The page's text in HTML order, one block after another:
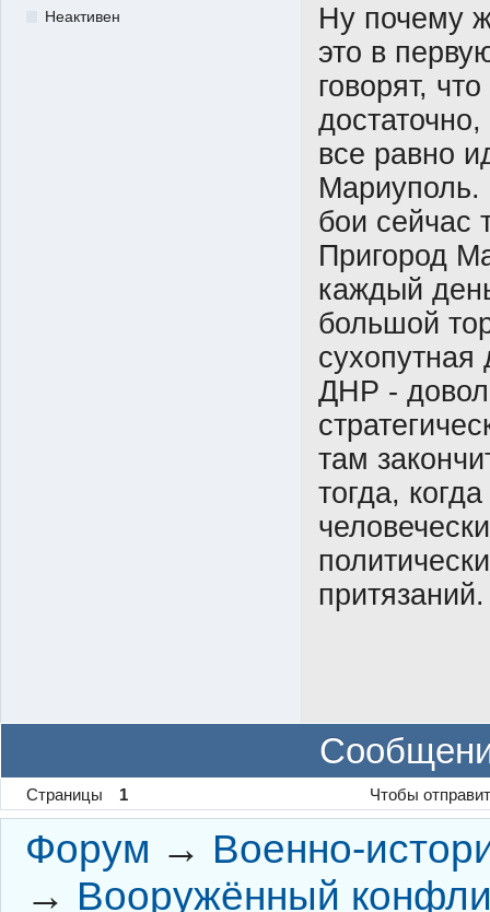
Неактивен
Ну почему
это в
говорят,
все равно
Мариуполь.
бои сейчас
Пригород
каждый
большой
ДНР -
там
тогда,
притязаний.
Страницы 1 Чтобы
Форум → Военно-
→ Вооружённый